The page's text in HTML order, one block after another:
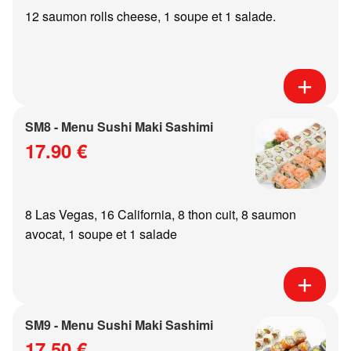
12 saumon rolls cheese, 1 soupe et 1 salade.
SM8 - Menu Sushi Maki Sashimi
17.90 €
8 Las Vegas, 16 California, 8 thon cuit, 8 saumon
avocat, 1 soupe et 1 salade
SM9 - Menu Sushi Maki Sashimi